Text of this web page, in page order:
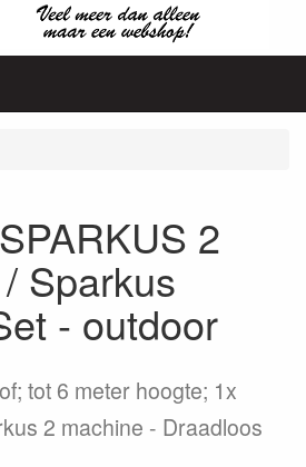
2
Sparkus
- outdoor
tot 6 meter hoogte; 1x
2 machine - Draadloos